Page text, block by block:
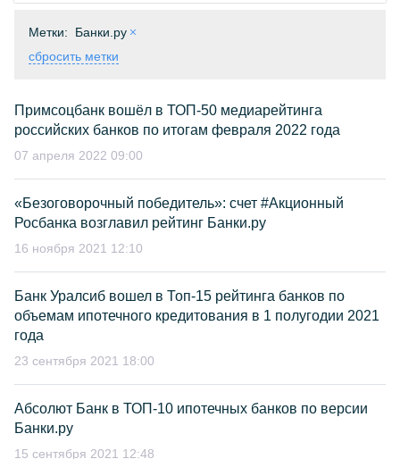
Метки:
Банки.ру
сбросить метки
Примсоцбанк вошёл в ТОП-50 медиарейтинга
российских банков по итогам февраля 2022 года
07 апреля 2022 09:00
«Безоговорочный победитель»: счет #Акционный
Росбанка возглавил рейтинг Банки.ру
16 ноября 2021 12:10
Банк Уралсиб вошел в Топ-15 рейтинга банков по
объемам ипотечного кредитования в 1 полугодии 2021
года
23 сентября 2021 18:00
Абсолют Банк в ТОП-10 ипотечных банков по версии
Банки.ру
15 сентября 2021 12:48